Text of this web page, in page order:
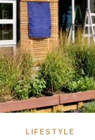
LIFESTYLE